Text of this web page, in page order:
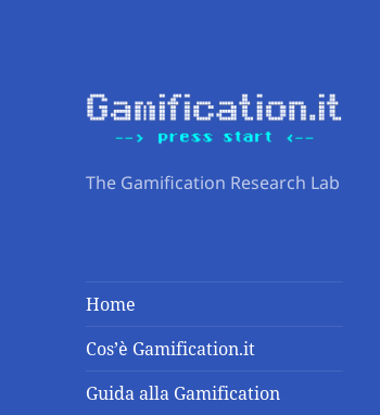
The Gamification Research Lab
Home
Cos’è Gamification.it
Guida alla Gamification